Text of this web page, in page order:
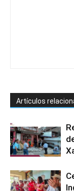
Artículos